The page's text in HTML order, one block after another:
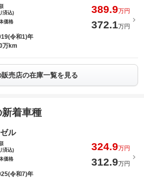
済込)
389.9万円
価格
372.1万円
令和1)年
万km
販売店の在庫一覧を見る
着車種
ル
済込)
324.9万円
価格
312.9万円
令和7)年